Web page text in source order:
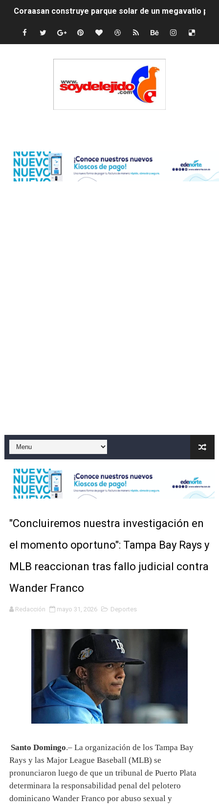
Coraasan construye parque solar de un megavatio
Irán apuesta por resistencia en disputa con Estados
Precio del dólar hoy viernes 7 de agosto de 2026
Un derrumbe en el centro de Cuba deja dos personas
La nube sahariana número 14 se ha alejado de
Tasa del dólar jueves 06 de agosto de 2026
Gobierno español afirma retorno de 70.000 migrantes
Operativo en Barahona: desmantelan fábrica de
Autoridades indagan muerte de mujer en La Zurza,
"Concluiremos nuestra investigación en
el momento oportuno": Tampa Bay Rays y
MLB reaccionan tras fallo judicial contra
Wander Franco
Redacción mayo 31, 2026 Deportes
Santo Domingo.– La organización de los Tampa Bay
Rays y las Major League Baseball (MLB) se
pronunciaron luego de que un tribunal de Puerto Plata
determinara la responsabilidad penal del pelotero
dominicano Wander Franco por abuso sexual y